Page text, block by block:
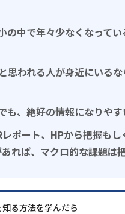
中で年々少なくなって
われる人が身近にいる
、絶好の情報になりやす
ポート、HPから把握もし
れば、マクロ的な課題は
る方法を学んだら